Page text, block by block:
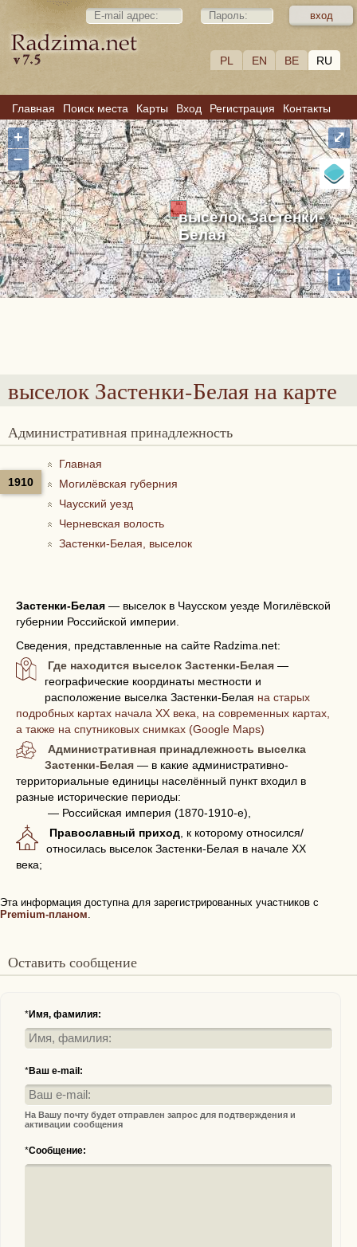
PL EN BE RU
Главная Поиск места Карты Вход Регистрация Контакты
выселок Застенки-
Белая
+
−
i
⤢
выселок Застенки-Белаяна карте
Административная принадлежность
1910
Главная
Могилёвская губерния
Чаусский уезд
Черневская волость
Застенки-Белая, выселок
Застенки-Белая — выселок в Чаусском уезде Могилёвской
губернии Российской империи.
Сведения, представленные на сайте Radzima.net:
Где находится выселок Застенки-Белая —
географические координаты местности и
расположение выселка Застенки-Белая на старых
подробных картах начала XX века, на современных картах,
а также на спутниковых снимках (Google Maps)
Административная принадлежность выселка
Застенки-Белая — в какие административно-
территориальные единицы населённый пункт входил в
разные исторические периоды:
— Российская империя (1870-1910-е),
Православный приход, к которому относился/
относилась выселок Застенки-Белая в начале XX
века;
Эта информация доступна для зарегистрированных участников с
Premium-планом.
Оставить сообщение
*Имя, фамилия:
*Ваш e-mail:
На Вашу почту будет отправлен запрос для подтверждения и
активации сообщения
*Сообщение: